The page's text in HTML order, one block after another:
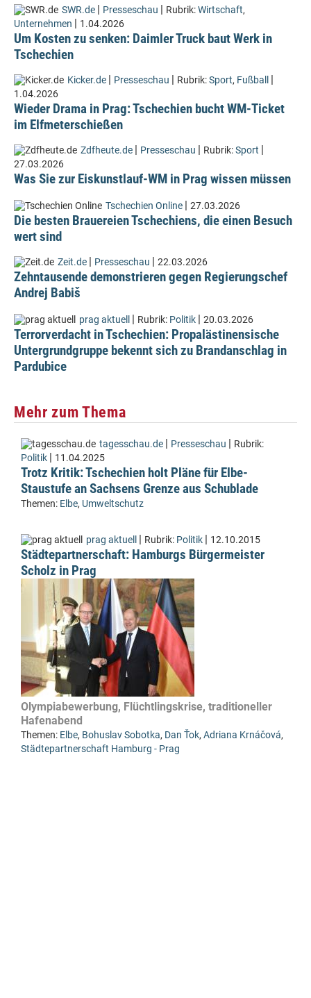
SWR.de | Presseschau | Rubrik:Wirtschaft,
Unternehmen | 1.04.2026
Um Kosten zu senken: Daimler Truck baut Werk in
Tschechien
Kicker.de | Presseschau | Rubrik:Sport, Fußball |
1.04.2026
Wieder Drama in Prag: Tschechien bucht WM-Ticket
im Elfmeterschießen
Zdfheute.de | Presseschau | Rubrik:Sport |
27.03.2026
Was Sie zur Eiskunstlauf-WM in Prag wissen müssen
Tschechien Online | 27.03.2026
Die besten Brauereien Tschechiens, die einen Besuch
wert sind
Zeit.de | Presseschau | 22.03.2026
Zehntausende demonstrieren gegen Regierungschef
Andrej Babiš
prag aktuell | Rubrik: Politik | 20.03.2026
Terrorverdacht in Tschechien: Propalästinensische
Untergrundgruppe bekennt sich zu Brandanschlag in
Pardubice
Mehr zum Thema
tagesschau.de | Presseschau | Rubrik:
Politik | 11.04.2025
Trotz Kritik: Tschechien holt Pläne für Elbe-
Staustufe an Sachsens Grenze aus Schublade
Themen: Elbe, Umweltschutz
prag aktuell | Rubrik: Politik | 12.10.2015
Städtepartnerschaft: Hamburgs Bürgermeister
Scholz in Prag
Olympiabewerbung, Flüchtlingskrise, traditioneller
Hafenabend
Themen: Elbe, Bohuslav Sobotka, Dan Ťok, Adriana Krnáčová,
Städtepartnerschaft Hamburg - Prag